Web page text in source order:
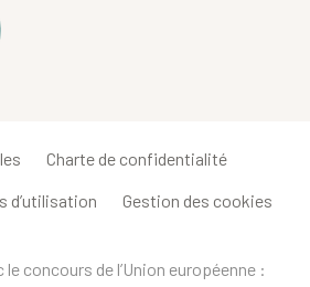
Charte de confidentialité
d’utilisation Gestion des cookies
concours de l’Union européenne :